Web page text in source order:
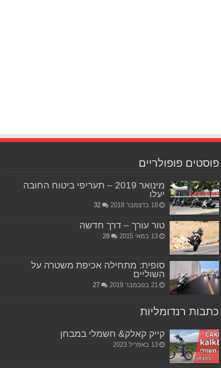
פוסטים פופולריים
מינואר 2019 – תעריפי ביטוח החובה
יעלו
18 בדצמבר 2018 32
טור עורך – דרך חדשה
13 במאי 2015 28
סופית: מתחילה אכיפת משטרה על
השוליים
21 בנובמבר 2019 27
כתבות רנדומליות
קייק קאלק& חשמלי במבחן
13 באפריל 2023